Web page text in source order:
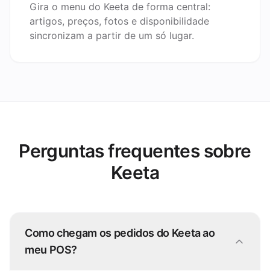
Gira o menu do Keeta de forma central:
artigos, preços, fotos e disponibilidade
sincronizam a partir de um só lugar.
Perguntas frequentes sobre
Keeta
Como chegam os pedidos do Keeta ao
meu POS?